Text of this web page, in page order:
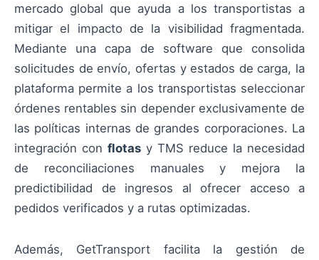
mercado global que ayuda a los transportistas a
mitigar el impacto de la visibilidad fragmentada.
Mediante una capa de software que consolida
solicitudes de envío, ofertas y estados de carga, la
plataforma permite a los transportistas seleccionar
órdenes rentables sin depender exclusivamente de
las políticas internas de grandes corporaciones. La
integración con flotas y TMS reduce la necesidad
de reconciliaciones manuales y mejora la
predictibilidad de ingresos al ofrecer acceso a
pedidos verificados y a rutas optimizadas.
Además, GetTransport facilita la gestión de